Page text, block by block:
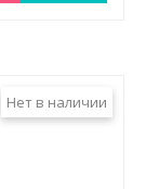
Нет в наличии